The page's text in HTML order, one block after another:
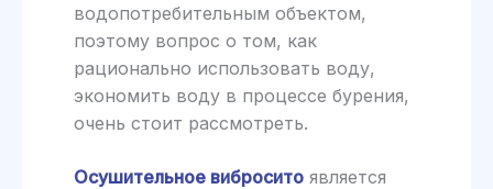
водопотребительным объектом,
поэтому вопрос о том, как
рационально использовать воду,
экономить воду в процессе бурения,
очень стоит рассмотреть.
Осушительное виброситоявляется